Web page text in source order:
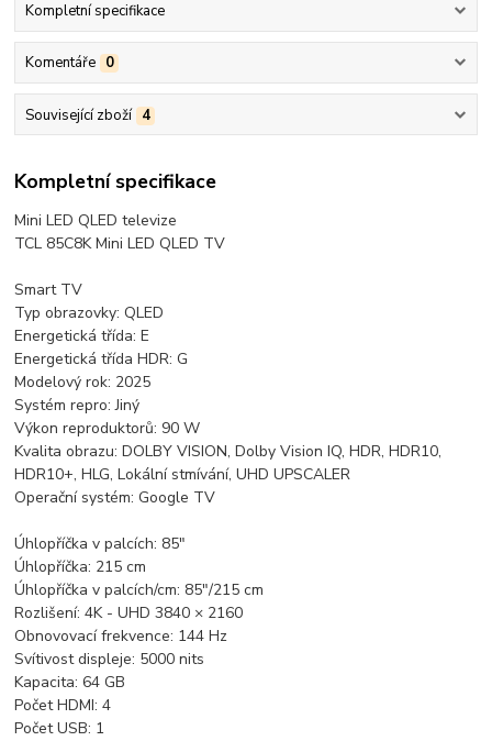
Kompletní specifikace
Komentáře 0
Související zboží 4
Kompletní specifikace
Mini LED QLED televize
TCL 85C8K Mini LED QLED TV
Smart TV
Typ obrazovky: QLED
Energetická třída: E
Energetická třída HDR: G
Modelový rok: 2025
Systém repro: Jiný
Výkon reproduktorů: 90 W
Kvalita obrazu: DOLBY VISION, Dolby Vision IQ, HDR, HDR10,
HDR10+, HLG, Lokální stmívání, UHD UPSCALER
Operační systém: Google TV
Úhlopříčka v palcích: 85"
Úhlopříčka: 215 cm
Úhlopříčka v palcích/cm: 85"/215 cm
Rozlišení: 4K - UHD 3840 × 2160
Obnovovací frekvence: 144 Hz
Svítivost displeje: 5000 nits
Kapacita: 64 GB
Počet HDMI: 4
Počet USB: 1